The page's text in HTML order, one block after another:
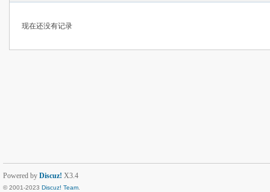
现在还没有记录
Powered by Discuz! X3.4
© 2001-2023 Discuz! Team